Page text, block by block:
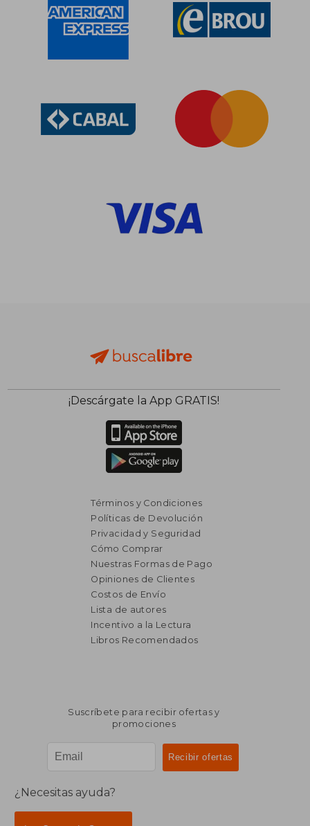
¡Descárgate la App GRATIS!
Términos y Condiciones
Políticas de Devolución
Privacidad y Seguridad
Cómo Comprar
Nuestras Formas de Pago
Opiniones de Clientes
Costos de Envío
Lista de autores
Incentivo a la Lectura
Libros Recomendados
Suscríbete para recibir ofertas y
promociones
¿Necesitas ayuda?